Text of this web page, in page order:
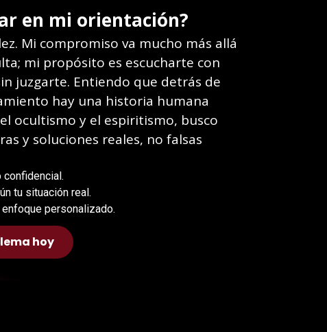
en mi orientación?
Mi compromiso va mucho más allá
mi propósito es escucharte con
juzgarte. Entiendo que detrás de
hay una historia humana
ocultismo y el espiritismo, busco
y soluciones reales, no falsas
confidencial.
tu situación real.
personalizado.
hoy